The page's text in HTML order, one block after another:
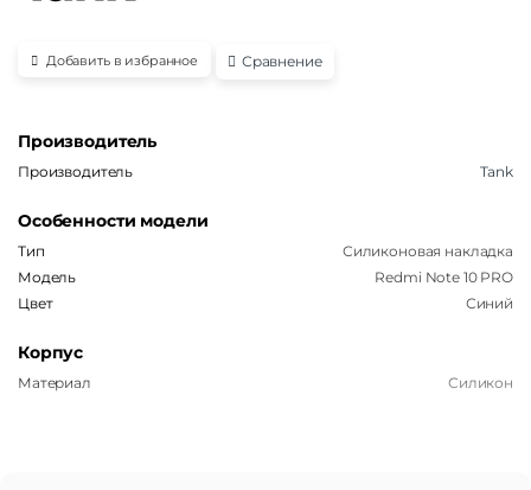
Добавить в избранное Сравнение
Производитель
Производитель Tank
Особенности модели
Тип
Силиконовая накладка
Модель
Redmi Note 10 PRO
Цвет
Синий
Корпус
Материал Силикон